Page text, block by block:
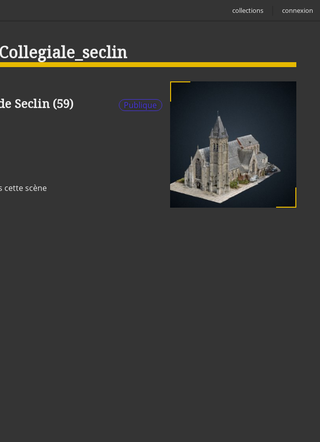
collections connexion
Collegiale_seclin
Seclin (59) Publique
cette scène